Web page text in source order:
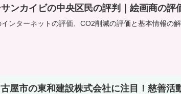
ンカイビの中央区民の評判｜絵画商の評
インターネットの評価、CO2削減の評価と基本情報の
屋市の東和建設株式会社に注目！慈善活